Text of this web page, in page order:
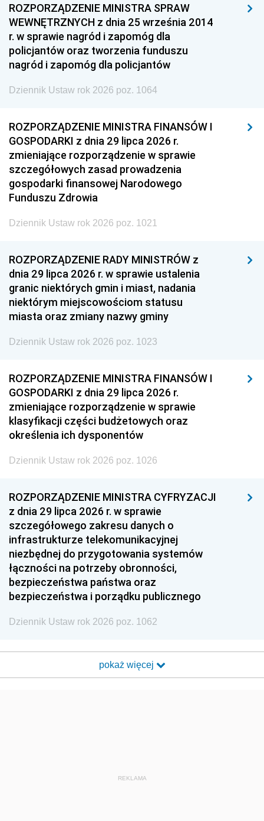
ROZPORZĄDZENIE MINISTRA SPRAW
WEWNĘTRZNYCH z dnia 25 września 2014
r. w sprawie nagród i zapomóg dla
policjantów oraz tworzenia funduszu
nagród i zapomóg dla policjantów
Dziennik Ustaw rok 2026 poz. 1064
ROZPORZĄDZENIE MINISTRA FINANSÓW I
GOSPODARKI z dnia 29 lipca 2026 r.
zmieniające rozporządzenie w sprawie
szczegółowych zasad prowadzenia
gospodarki finansowej Narodowego
Funduszu Zdrowia
Dziennik Ustaw rok 2026 poz. 1021
ROZPORZĄDZENIE RADY MINISTRÓW z
dnia 29 lipca 2026 r. w sprawie ustalenia
granic niektórych gmin i miast, nadania
niektórym miejscowościom statusu
miasta oraz zmiany nazwy gminy
Dziennik Ustaw rok 2026 poz. 1023
ROZPORZĄDZENIE MINISTRA FINANSÓW I
GOSPODARKI z dnia 29 lipca 2026 r.
zmieniające rozporządzenie w sprawie
klasyfikacji części budżetowych oraz
określenia ich dysponentów
Dziennik Ustaw rok 2026 poz. 1026
ROZPORZĄDZENIE MINISTRA CYFRYZACJI
z dnia 29 lipca 2026 r. w sprawie
szczegółowego zakresu danych o
infrastrukturze telekomunikacyjnej
niezbędnej do przygotowania systemów
łączności na potrzeby obronności,
bezpieczeństwa państwa oraz
bezpieczeństwa i porządku publicznego
Dziennik Ustaw rok 2026 poz. 1062
pokaż więcej
REKLAMA